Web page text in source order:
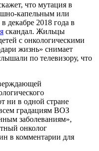
что мутация в
капельным или
декабре 2018 года в
скандал. Жильцы
с онкологическими
жизнь» снимает
по телевизору, что
ни в одной стране
градациям ВОЗ
заболеваниям»,
онколог
в комментарии для